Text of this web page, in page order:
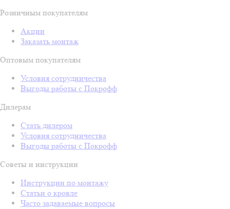
Розничным покупателям
Акции
Заказать монтаж
Оптовым покупателям
Условия сотрудничества
Выгоды работы с Покрофф
Дилерам
Стать дилером
Условия сотрудничества
Выгоды работы с Покрофф
Советы и инструкции
Инструкции по монтажу
Статьи о кровле
Часто задаваемые вопросы